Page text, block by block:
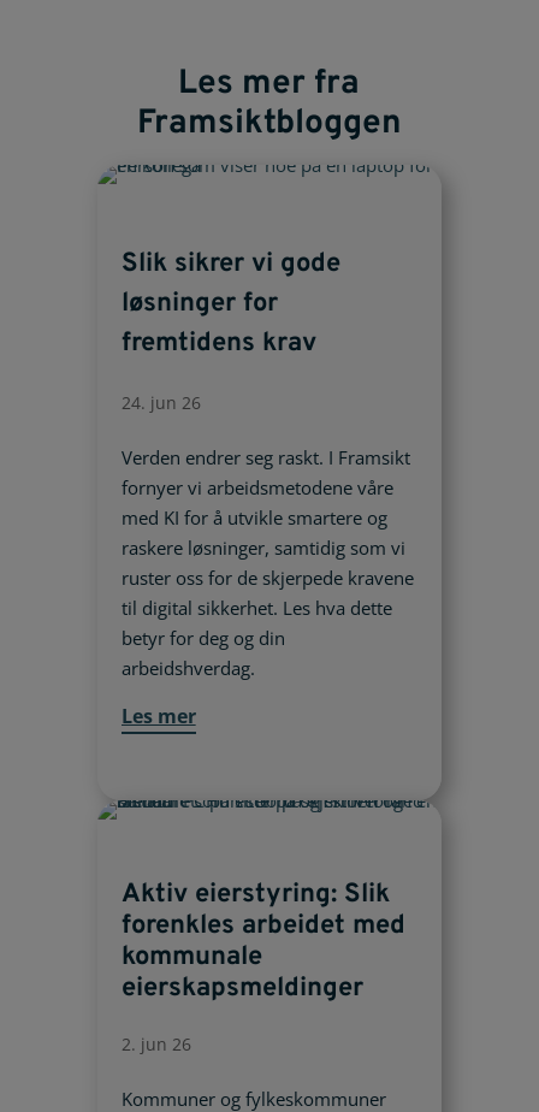
Les mer fra
Framsiktbloggen
Slik sikrer vi gode
løsninger for
fremtidens krav
24. jun 26
Verden endrer seg raskt. I Framsikt
fornyer vi arbeidsmetodene våre
med KI for å utvikle smartere og
raskere løsninger, samtidig som vi
ruster oss for de skjerpede kravene
til digital sikkerhet. Les hva dette
betyr for deg og din
arbeidshverdag.
Les mer
Aktiv eierstyring: Slik
forenkles arbeidet med
kommunale
eierskapsmeldinger
2. jun 26
Kommuner og fylkeskommuner